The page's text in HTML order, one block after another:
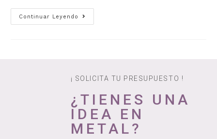
Continuar Leyendo
¡ SOLICITA TU PRESUPUESTO !
¿TIENES UNA
IDEA EN
METAL?